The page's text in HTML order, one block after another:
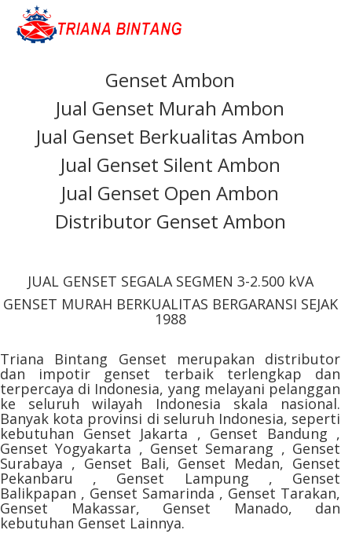
Genset Ambon
Jual Genset Murah Ambon
Jual Genset Berkualitas Ambon
Jual Genset Silent Ambon
Jual Genset Open Ambon
Distributor Genset Ambon
JUAL GENSET SEGALA SEGMEN 3-2.500 kVA
GENSET MURAH BERKUALITAS BERGARANSI SEJAK
1988
Triana Bintang Genset merupakan distributor
dan impotir genset terbaik terlengkap dan
terpercaya di Indonesia, yang melayani pelanggan
ke seluruh wilayah Indonesia skala nasional.
Banyak kota provinsi di seluruh Indonesia, seperti
kebutuhan Genset Jakarta , Genset Bandung ,
Genset Yogyakarta , Genset Semarang , Genset
Surabaya , Genset Bali, Genset Medan, Genset
Pekanbaru , Genset Lampung , Genset
Balikpapan , Genset Samarinda , Genset Tarakan,
Genset Makassar, Genset Manado, dan
kebutuhan Genset Lainnya.